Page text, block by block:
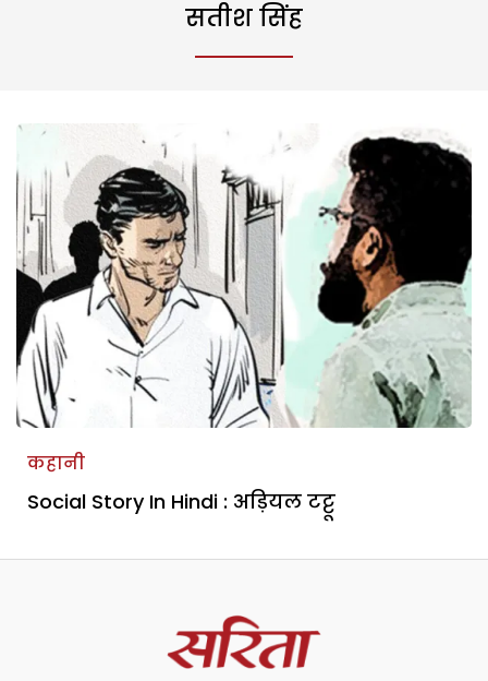
सतीश सिंह
कहानी
Social Story In Hindi : अड़ियल टट्टू